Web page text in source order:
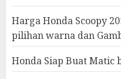
Harga Honda Scoopy
pilihan warna dan
Honda Siap Buat Matic